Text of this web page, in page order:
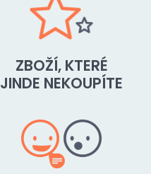
ZBOŽÍ, KTERÉ
JINDE NEKOUPÍTE